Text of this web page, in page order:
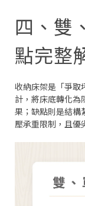
四、雙
點完整
收納床架是「爭取
計，將床底轉化為
果；缺點則是結構
壓承重限制，且優